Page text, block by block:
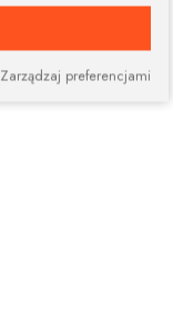
Zarządzaj preferencjami